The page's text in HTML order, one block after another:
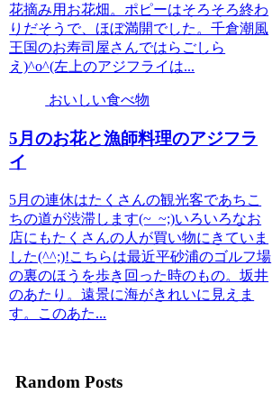
花摘み用お花畑。ポピーはそろそろ終わ
りだそうで、ほぼ満開でした。千倉潮風
王国のお寿司屋さんではらごしら
え)^o^(左上のアジフライは...
おいしい食べ物
5月のお花と漁師料理のアジフラ
イ
5月の連休はたくさんの観光客であちこ
ちの道が渋滞します(~_~;)いろいろなお
店にもたくさんの人が買い物にきていま
した(^^;)!こちらは最近平砂浦のゴルフ場
の裏のほうを歩き回った時のもの。坂井
のあたり。遠景に海がきれいに見えま
す。このあた...
Random Posts